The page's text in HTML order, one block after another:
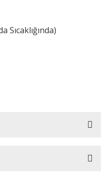
Sıcaklığında)